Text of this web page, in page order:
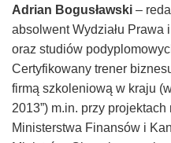
Adrian Bogusławski –
absolwent Wydziału Prawa
oraz studiów
Certyfikowany trener
firmą szkoleniową w kraju
2013”) m.in. przy
Ministerstwa Finansów i